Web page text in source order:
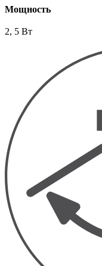
Мощность
2, 5 Вт